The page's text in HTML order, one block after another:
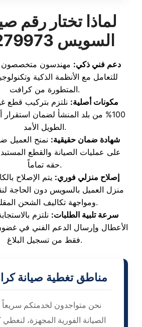
لماذا تختار رقم
السويس 01092279973؟
دعم فني ذكي: مهندسون متخصصون
للتعامل مع الأنظمة الذكية
المتطورة من كرافت.
مكونات أصلية: نلتزم بتركيب قطع
100% من بلد المنشأ لضمان استقرار
الطويل الأمد.
شهادة ضمان حقيقية: نمنح العميل
على عمليات الصيانة والقطع
حقه تماماً.
إصلاح منزلي فوري: يتم الإصلاح
منزل العميل بالسويس دون الحاجة
ومواجهة تكاليف الشحن المقلقة.
سرعة تلبية الطلبات: نلتزم
فقط من تسجيل البلاغ.
مناطق تغطية صيانة
نحن متواجدون لخدمتكم
الصيانة الفورية المجهزة،